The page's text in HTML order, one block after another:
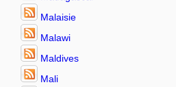
Malaisie
Malawi
Maldives
Mali